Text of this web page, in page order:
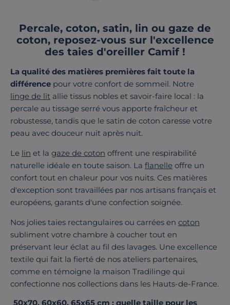
Percale, coton, satin, lin ou gaze de
coton, reposez-vous sur l'excellence
des taies d'oreiller Camif !
La qualité des matières premières fait toute la
différence pour votre confort de sommeil. Notre
linge de lit allie tissus nobles et savoir-faire local : la
percale au tissage serré vous apporte fraîcheur et
robustesse, tandis que le satin de coton caresse votre
peau avec douceur nuit après nuit.
Le lin et la gaze de coton offrent une respirabilité
naturelle idéale en toute saison. La flanelle offre un
confort tout en chaleur pour vos nuits. Ces matières
d'exception sont travaillées par nos artisans français et
européens, garants d'une confection soignée.
Nos jolies taies rectangulaires ou carrées en coton
subliment votre chambre à coucher tout en
préservant leur éclat au fil des lavages. Une excellence
textile qui fait la fierté de nos ateliers partenaires,
comme en témoigne la maison Tradilinge qui
confectionne nos collections dans les Hauts-de-France.
50x70, 60x60, 65x65 cm : quelle taille pour les